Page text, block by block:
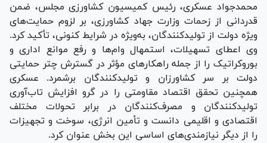
محمدجواد عسکری، رئیس کمیسیون کشاورزی مجلس، ضمن
قدردانی از زحمات وزارت جهاد کشاورزی، بر لزوم حمایت‌های
ویژه دولت از تولیدکنندگان، به‌ویژه در شرایط کنونی، تأکید کرد.
وی اعطای تسهیلات، استمهال وام‌ها و رفع موانع اداری و
بوروکراتیک را از جمله راهکار‌های مؤثر در گسترش چتر حمایتی
دولت بر سر کشاورزان و تولیدکنندگان برشمرد. عسکری
همچنین تحقق اقتصاد مقاومتی را در گرو افزایش تاب‌آوری
تولیدکنندگان و مصرف‌کنندگان در برابر تحولات مختلف
اقتصادی و اقلیمی دانست و تأمین انرژی، سوخت و تجهیزات
را از دیگر نیازمندی‌های اساسی این بخش عنوان کرد.